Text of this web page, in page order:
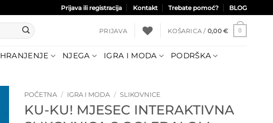
Prijava ili registracija Kontakt Trebate pomoć? BLOG
PRIJAVA KOŠARICA / 0,00 € 0
HRANJENJE NJEGA IGRA I MODA PODRŠKA
POČETNA / IGRA I MODA / SLIKOVNICE
KU-KU! MJESEC INTERAKTIVNA